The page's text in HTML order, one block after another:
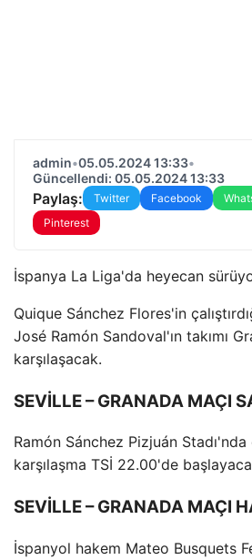
admin•05.05.2024 13:33•
Güncellendi: 05.05.2024 13:33
Paylaş: Twitter Facebook
Pinterest
İspanya La Liga'da heyecan
Quique Sánchez Flores'in
José Ramón Sandoval'ın takımı
karşılaşacak.
SEVİLLE – GRANADA MAÇI
Ramón Sánchez Pizjuán
karşılaşma TSİ 22.00'de
SEVİLLE – GRANADA MAÇI
İspanyol hakem Mateo Busquets